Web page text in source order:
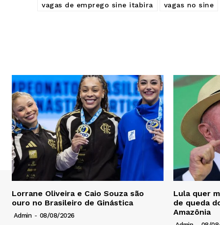
vagas de emprego sine itabira
vagas no sine
Lorrane Oliveira e Caio Souza são
ouro no Brasileiro de Ginástica
Admin - 08/08/2026
Lula quer
de queda
Amazônia